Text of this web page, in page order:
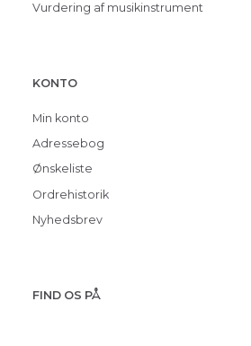
Vurdering af musikinstrument
KONTO
Min konto
Adressebog
Ønskeliste
Ordrehistorik
Nyhedsbrev
FIND OS PÅ